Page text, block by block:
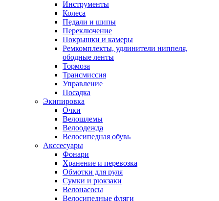
Инструменты
Колеса
Педали и шипы
Переключение
Покрышки и камеры
Ремкомплекты, удлинители ниппеля,
ободные ленты
Тормоза
Трансмиссия
Управление
Посадка
Экипировка
Очки
Велошлемы
Велоодежда
Велосипедная обувь
Акссесуары
Фонари
Хранение и перевозка
Обмотки для руля
Сумки и рюкзаки
Велонасосы
Велосипедные фляги